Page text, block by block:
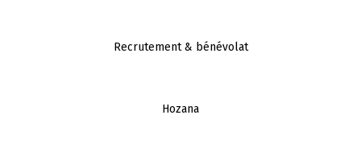
Recrutement & bénévolat
Hozana